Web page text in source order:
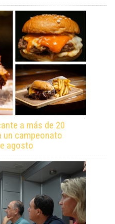
a más de 20
un campeonato
agosto